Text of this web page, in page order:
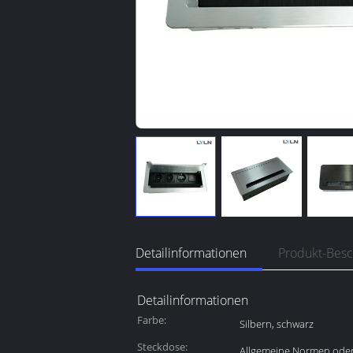
Detailinformationen Produkt-
Detailinformationen
Farbe: Silbern, schwarz
Steckdose: